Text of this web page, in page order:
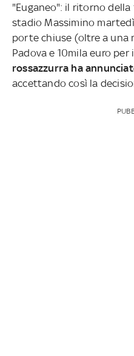
"Euganeo": il ritorno
stadio Massimino
porte chiuse (oltre a una
Padova e 10mila euro per
rossazzurra ha
accettando così la